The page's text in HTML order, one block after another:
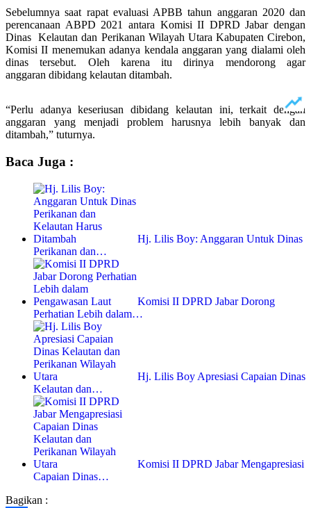
Sebelumnya saat rapat evaluasi APBB tahun anggaran 2020 dan
perencanaan ABPD 2021 antara Komisi II DPRD Jabar dengan
Dinas Kelautan dan Perikanan Wilayah Utara Kabupaten Cirebon,
Komisi II menemukan adanya kendala anggaran yang dialami oleh
dinas tersebut. Oleh karena itu dirinya mendorong agar
anggaran dibidang kelautan ditambah.
“Perlu adanya keseriusan dibidang kelautan ini, terkait dengan
anggaran yang menjadi problem harusnya lebih banyak dan
ditambah,” tuturnya.
Baca Juga :
Hj. Lilis Boy: Anggaran Untuk Dinas
Perikanan dan…
Komisi II DPRD Jabar Dorong
Perhatian Lebih dalam…
Hj. Lilis Boy Apresiasi Capaian Dinas
Kelautan dan…
Komisi II DPRD Jabar Mengapresiasi
Capaian Dinas…
Bagikan :